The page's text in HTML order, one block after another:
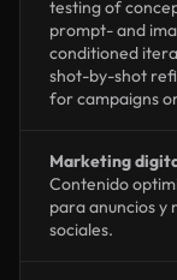
testing of
prompt- and
conditioned
shot-by-shot
for campaigns
Marketing
Contenido
para anuncios y
sociales.